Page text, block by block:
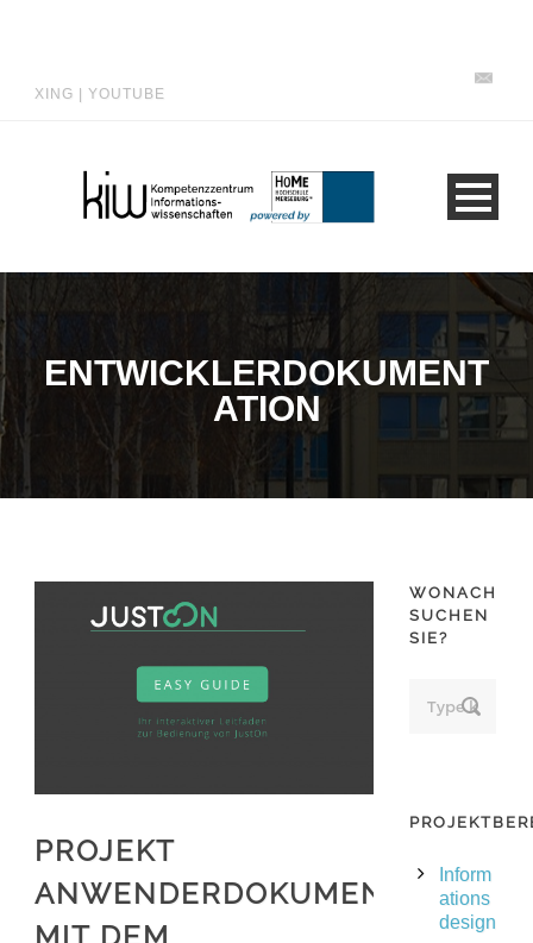
XING YOUTUBE
ENTWICKLERDOKUMENT
ATION
PROJEKT
ANWENDERDOKUMENTATION
MIT DEM
WONACH
SUCHEN
SIE?
Inform
ations
design